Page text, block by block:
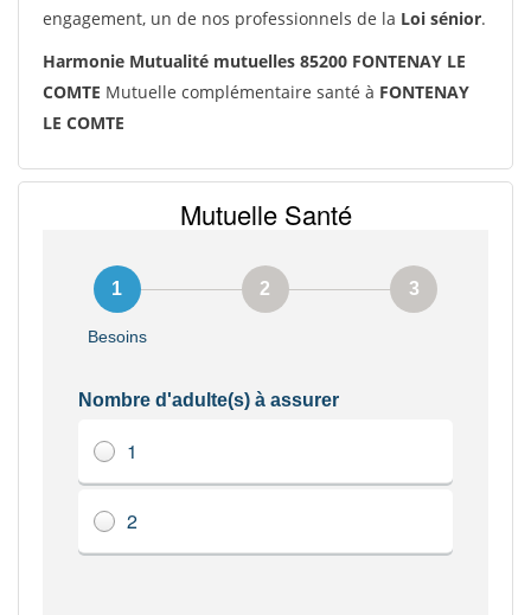
engagement, un de nos professionnels de la Loi sénior.
Harmonie Mutualité mutuelles 85200 FONTENAY LE
COMTE Mutuelle complémentaire santé à FONTENAY
LE COMTE